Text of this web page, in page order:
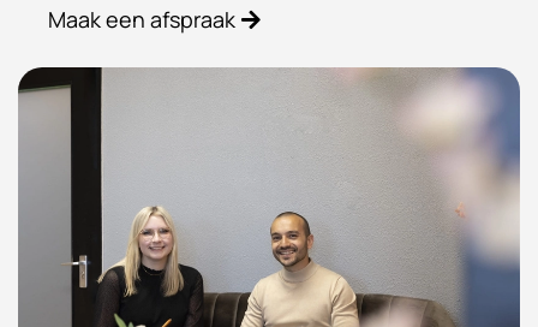
Maak een afspraak